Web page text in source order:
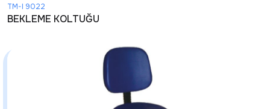
TM-I 9022
BEKLEME KOLTUĞU